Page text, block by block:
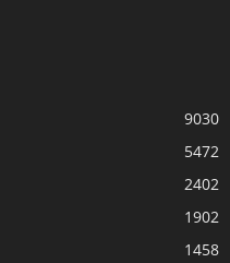
9030
5472
2402
1902
1458